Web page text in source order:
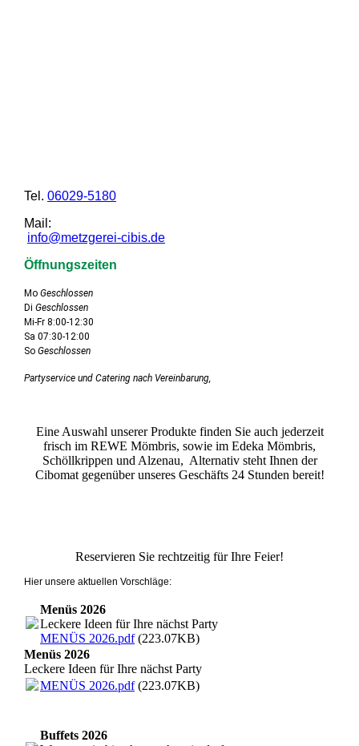
Tel. 06029-5180
Mail:
info@metzgerei-cibis.de
Öffnungszeiten
Mo Geschlossen
Di Geschlossen
Mi-Fr 8:00-12:30
Sa 07:30-12:00
So Geschlossen
Partyservice und Catering nach Vereinbarung,
Eine Auswahl unserer Produkte finden Sie auch jederzeit
frisch im REWE Mömbris, sowie im Edeka Mömbris,
Schöllkrippen und Alzenau, Alternativ steht Ihnen der
Cibomat gegenüber unseres Geschäfts 24 Stunden bereit!
Reservieren Sie rechtzeitig für Ihre Feier!
Hier unsere aktuellen Vorschläge:
Menüs 2026
Leckere Ideen für Ihre nächst Party
MENÜS 2026.pdf(223.07KB)
Menüs 2026
Leckere Ideen für Ihre nächst Party
MENÜS 2026.pdf(223.07KB)
Buffets 2026